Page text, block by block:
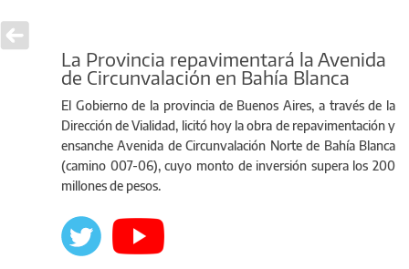
La Provincia repavimentará la Avenida
de Circunvalación en Bahía Blanca
El Gobierno de la provincia de Buenos Aires, a través de la
Dirección de Vialidad, licitó hoy la obra de repavimentación y
ensanche Avenida de Circunvalación Norte de Bahía Blanca
(camino 007-06), cuyo monto de inversión supera los 200
millones de pesos.